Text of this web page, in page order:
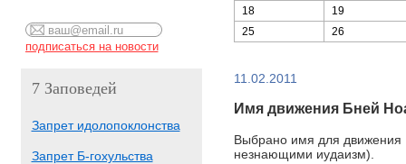
7 Заповедей
Запрет идолопоклонства
Запрет Б-гохульства
18
19
25
26
11.02.2011
Имя движения Бней
Выбрано имя для движения
незнающими иудаизм).